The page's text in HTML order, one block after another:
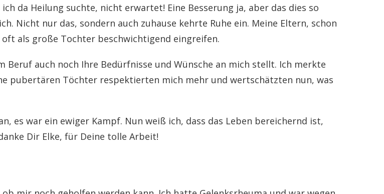
da Heilung suchte, nicht erwartet! Eine Besserung ja, aber das dies so
Nicht nur das, sondern auch zuhause kehrte Ruhe ein. Meine Eltern, schon
als große Tochter beschwichtigend eingreifen.
Beruf auch noch Ihre Bedürfnisse und Wünsche an mich stellt. Ich merkte
pubertären Töchter respektierten mich mehr und wertschätzten nun, was
es war ein ewiger Kampf. Nun weiß ich, dass das Leben bereichernd ist,
Dir Elke, für Deine tolle Arbeit!